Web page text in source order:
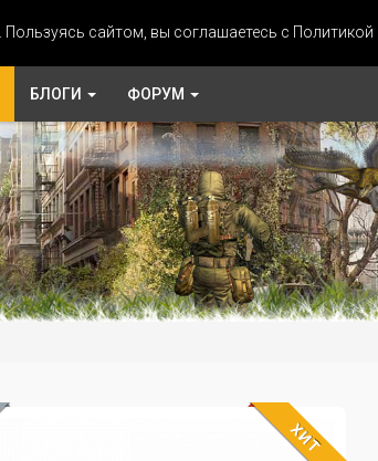
сайтом, вы соглашаетесь с
БЛОГИ ФОРУМ
ХИТ